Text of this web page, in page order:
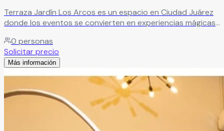
Terraza Jardín Los Arcos es un espacio en Ciudad Juárez
donde los eventos se convierten en experiencias mágicas.
hacen ideal para celebrar bodas, XV años y momentos
especiales en un entorno elegante y memorable.
0 personas
Solicitar precio
Más información